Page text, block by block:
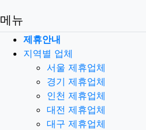
메뉴
제휴안내
지역별 업체
서울 제휴업체
경기 제휴업체
인천 제휴업체
대전 제휴업체
대구 제휴업체